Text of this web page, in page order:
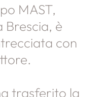
MAST,
Brescia, è
con
trasferito la